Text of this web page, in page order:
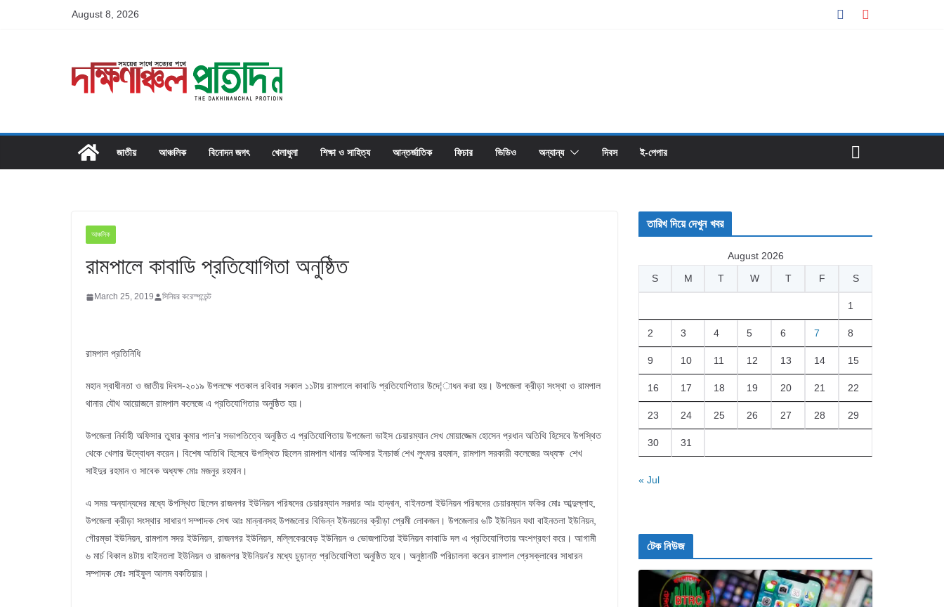
August 8, 2026
জাতীয় আঞ্চলিক বিনোদন জগৎ খেলাধুলা শিক্ষা ও সাহিত্য আন্তর্জাতিক ফিচার ভিডিও অন্যান্য দিবস ই-পেপার
আঞ্চলিক
রামপালে কাবাডি প্রতিযোগিতা অনুষ্ঠিত
March 25, 2019 সিনিয়র করেস্পন্ডেন্ট
রামপাল প্রতিনিধি
মহান স্বাধীনতা ও জাতীয় দিবস-২০১৯ উপলক্ষে গতকাল রবিবার সকাল ১১টায় রামপালে কাবাডি প্রতিযোগিতার উদে¦াধন করা হয়। উপজেলা ক্রীড়া সংস্থা ও রামপাল
থানার যৌথ আয়োজনে রামপাল কলেজে এ প্রতিযোগিতার অনুষ্ঠিত হয়।
উপজেলা নির্বাহী অফিসার তুষার কুমার পাল’র সভাপতিত্বে অনুষ্ঠিত এ প্রতিযোগিতায় উপজেলা ভাইস চেয়ারম্যান সেখ মোয়াজ্জেম হোসেন প্রধান অতিথি হিসেবে উপস্থিত
থেকে খেলার উদ্বোধন করেন। বিশেষ অতিথি হিসেবে উপস্থিত ছিলেন রামপাল থানার অফিসার ইনচার্জ শেখ লুৎফর রহমান, রামপাল সরকারী কলেজের অধ্যক্ষ শেখ
সাইদুর রহমান ও সাবেক অধ্যক্ষ মোঃ মজনুর রহমান।
এ সময় অন্যান্যদের মধ্যে উপস্থিত ছিলেন রাজনগর ইউনিয়ন পরিষদের চেয়ারম্যান সরদার আঃ হান্নান, বাইনতলা ইউনিয়ন পরিষদের চেয়ারম্যান ফকির মোঃ আব্দুল্লাহ,
উপজেলা ক্রীড়া সংস্থার সাধারণ সম্পাদক সেখ আঃ মান্নানসহ উপজলোর বিভিন্ন ইউনয়নের ক্রীড়া প্রেমী লোকজন। উপজেলার ৬টি ইউনিয়ন যথা বাইনতলা ইউনিয়ন,
গৌরম্ভা ইউনিয়ন, রামপাল সদর ইউনিয়ন, রাজনগর ইউনিয়ন, মল্লিকেরবেড় ইউনিয়ন ও ভোজপাতিয়া ইউনিয়ন কাবাডি দল এ প্রতিযোগিতায় অংশগ্রহণ করে। আগামী
৬ মার্চ বিকাল ৪টায় বাইনতলা ইউনিয়ন ও রাজনগর ইউনিয়ন’র মধ্যে চুড়ান্ত প্রতিযোগিতা অনুষ্ঠিত হবে। অনুষ্ঠানটি পরিচালনা করেন রামপাল প্রেসক্লাবের সাধারন
সম্পাদক মোঃ সাইফুল আলম বকতিয়ার।
তারিখ দিয়ে দেখুন খবর
August 2026
S
M T W T F S
1
2 3 4 5 6 7 8
9 10 11 12 13 14 15
16 17 18 19 20 21 22
23 24 25 26 27 28 29
30 31
« Jul
টেক নিউজ